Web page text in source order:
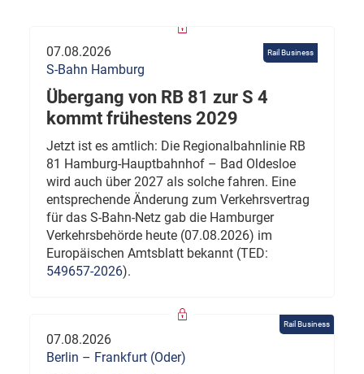
Rail Business
07.08.2026
S-Bahn Hamburg
Übergang von RB 81 zur S 4
kommt frühestens 2029
Jetzt ist es amtlich: Die Regionalbahnlinie RB
81 Hamburg-Hauptbahnhof – Bad Oldesloe
wird auch über 2027 als solche fahren. Eine
entsprechende Änderung zum Verkehrsvertrag
für das S-Bahn-Netz gab die Hamburger
Verkehrsbehörde heute (07.08.2026) im
Europäischen Amtsblatt bekannt (TED:
549657-2026).
Rail Business
07.08.2026
Berlin – Frankfurt (Oder)